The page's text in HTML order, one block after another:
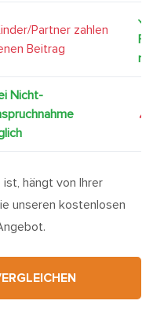
Partner zahlen
Beitrag
✓
Nicht-
✗
hängt von Ihrer
unseren kostenlosen